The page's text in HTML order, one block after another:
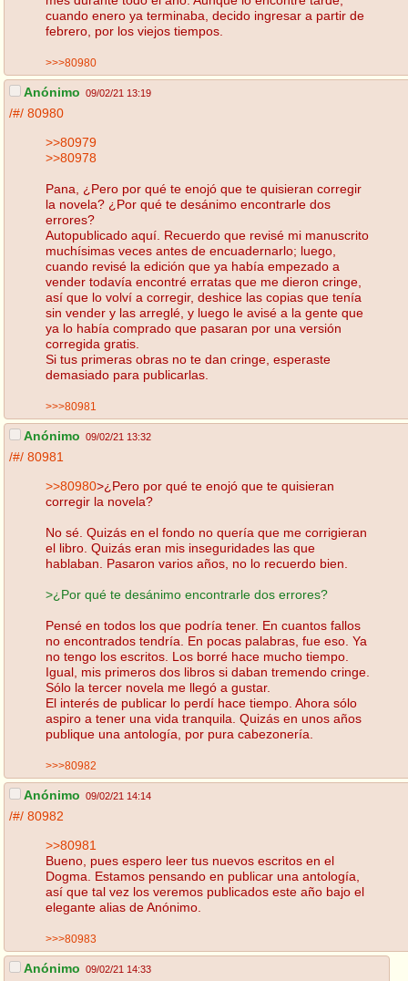
cuando enero ya terminaba, decido ingresar a partir de
febrero, por los viejos tiempos.
>>>80980
Anónimo 09/02/21 13:19
/#/ 80980
>>80979
>>80978
Pana, ¿Pero por qué te enojó que te quisieran corregir
la novela? ¿Por qué te desánimo encontrarle dos
errores?
Autopublicado aquí. Recuerdo que revisé mi manuscrito
muchísimas veces antes de encuadernarlo; luego,
cuando revisé la edición que ya había empezado a
vender todavía encontré erratas que me dieron cringe,
así que lo volví a corregir, deshice las copias que tenía
sin vender y las arreglé, y luego le avisé a la gente que
ya lo había comprado que pasaran por una versión
corregida gratis.
Si tus primeras obras no te dan cringe, esperaste
demasiado para publicarlas.
>>>80981
Anónimo 09/02/21 13:32
/#/ 80981
>>80980>¿Pero por qué te enojó que te quisieran
corregir la novela?
No sé. Quizás en el fondo no quería que me corrigieran
el libro. Quizás eran mis inseguridades las que
hablaban. Pasaron varios años, no lo recuerdo bien.
>¿Por qué te desánimo encontrarle dos errores?
Pensé en todos los que podría tener. En cuantos fallos
no encontrados tendría. En pocas palabras, fue eso. Ya
no tengo los escritos. Los borré hace mucho tiempo.
Igual, mis primeros dos libros si daban tremendo cringe.
Sólo la tercer novela me llegó a gustar.
El interés de publicar lo perdí hace tiempo. Ahora sólo
aspiro a tener una vida tranquila. Quizás en unos años
publique una antología, por pura cabezonería.
>>>80982
Anónimo 09/02/21 14:14
/#/ 80982
>>80981
Bueno, pues espero leer tus nuevos escritos en el
Dogma. Estamos pensando en publicar una antología,
así que tal vez los veremos publicados este año bajo el
elegante alias de Anónimo.
>>>80983
Anónimo 09/02/21 14:33